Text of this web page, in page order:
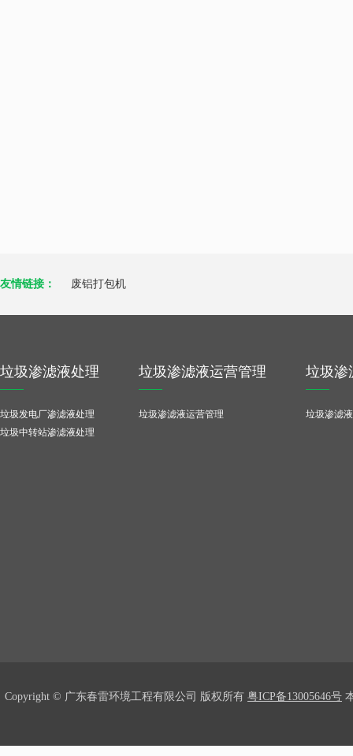
友情链接： 废铝打包机
垃圾渗滤液处理
垃圾发电厂渗滤液处理
垃圾中转站渗滤液处理
垃圾渗滤液运营管理
垃圾渗滤液运营管理
垃圾渗
垃圾渗滤
Copyright © 广东春雷环境工程有限公司 版权所有 粤ICP备13005646号